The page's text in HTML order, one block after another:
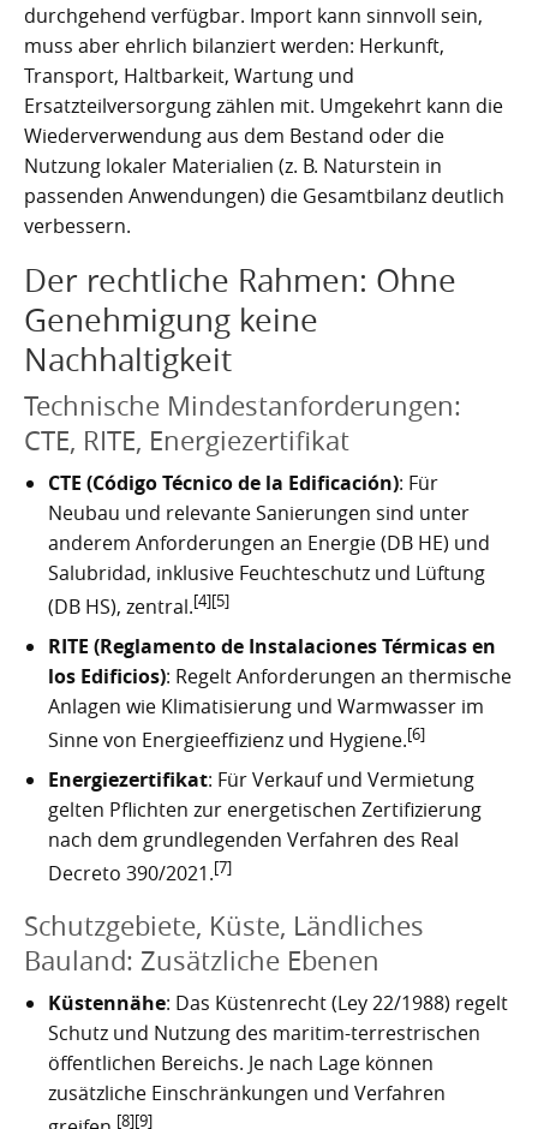
durchgehend verfügbar. Import kann sinnvoll sein,
muss aber ehrlich bilanziert werden: Herkunft,
Transport, Haltbarkeit, Wartung und
Ersatzteilversorgung zählen mit. Umgekehrt kann die
Wiederverwendung aus dem Bestand oder die
Nutzung lokaler Materialien (z. B. Naturstein in
passenden Anwendungen) die Gesamtbilanz deutlich
verbessern.
Der rechtliche Rahmen: Ohne
Genehmigung keine
Nachhaltigkeit
Technische Mindestanforderungen:
CTE, RITE, Energiezertifikat
CTE (Código Técnico de la Edificación): Für
Neubau und relevante Sanierungen sind unter
anderem Anforderungen an Energie (DB HE) und
Salubridad, inklusive Feuchteschutz und Lüftung
(DB HS), zentral.[4][5]
RITE (Reglamento de Instalaciones Térmicas en
los Edificios): Regelt Anforderungen an thermische
Anlagen wie Klimatisierung und Warmwasser im
Sinne von Energieeffizienz und Hygiene.[6]
Energiezertifikat: Für Verkauf und Vermietung
gelten Pflichten zur energetischen Zertifizierung
nach dem grundlegenden Verfahren des Real
Decreto 390/2021.[7]
Schutzgebiete, Küste, Ländliches
Bauland: Zusätzliche Ebenen
Küstennähe: Das Küstenrecht (Ley 22/1988) regelt
Schutz und Nutzung des maritim-terrestrischen
öffentlichen Bereichs. Je nach Lage können
zusätzliche Einschränkungen und Verfahren
[8][9]